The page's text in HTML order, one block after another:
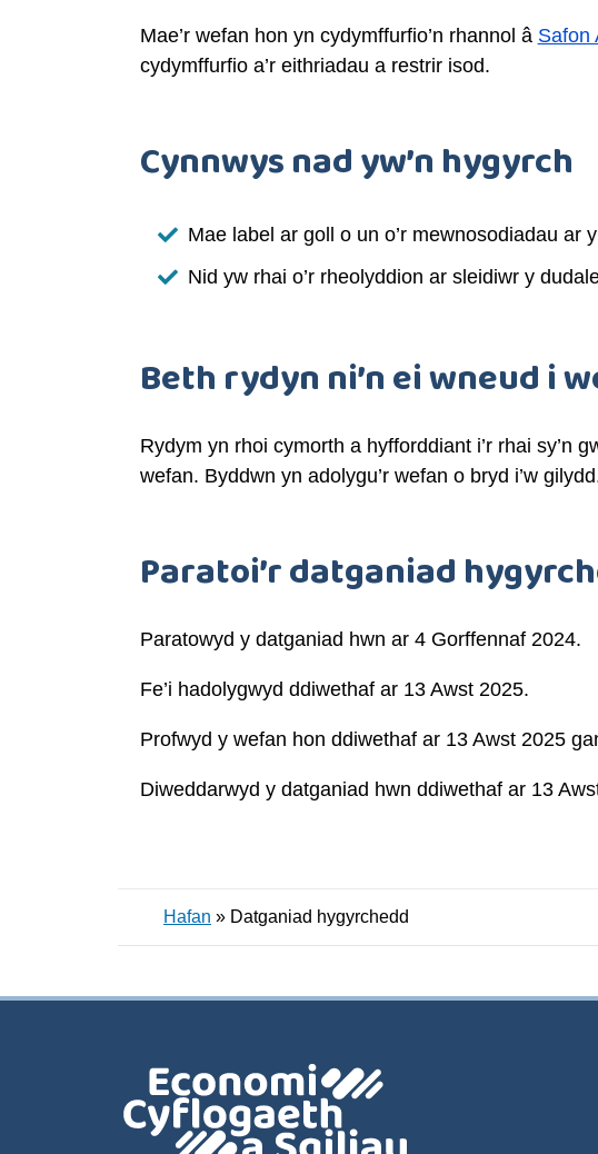
Mae’r wefan hon yn cydymffurfio’n rhannol â Safon
cydymffurfio a’r eithriadau a restrir isod.
Cynnwys nad yw’n hygyrch
Mae label ar goll o un o’r mewnosodiadau ar
Nid yw rhai o’r rheolyddion ar sleidiwr y
Beth rydyn ni’n ei wneud i
Rydym yn rhoi cymorth a hyfforddiant i’r rhai sy’n
wefan. Byddwn yn adolygu’r wefan o bryd i’w
Paratoi’r datganiad
Paratowyd y datganiad hwn ar 4 Gorffennaf 2024.
Fe’i hadolygwyd ddiwethaf ar 13 Awst 2025.
Profwyd y wefan hon ddiwethaf ar 13 Awst 2025
Diweddarwyd y datganiad hwn ddiwethaf ar 13
Hafan » Datganiad hygyrchedd